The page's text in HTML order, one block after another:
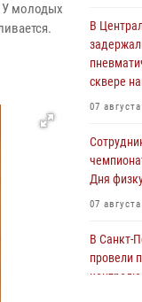
У молодых
В
сквере
07
Дня
07
В Санкт-
провели